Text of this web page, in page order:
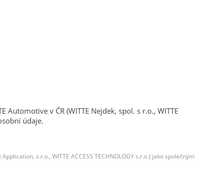
v ČR (WITTE Nejdek, spol. s r.o., WITTE
údaje.
s.r.o., WITTE ACCESS TECHNOLOGY s.r.o.) jako společným